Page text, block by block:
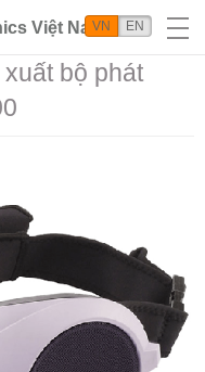
Việt Nam
VN EN
bộ phát